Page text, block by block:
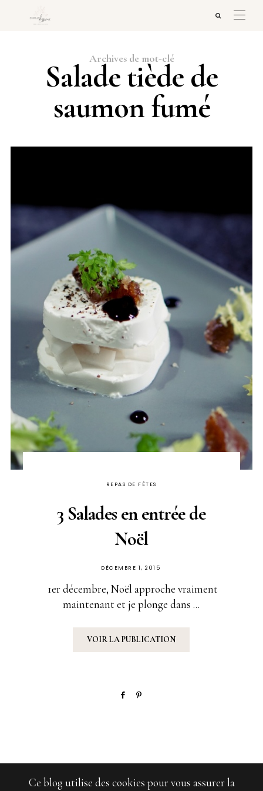
Archives de mot-clé
Salade tiède de
saumon fumé
REPAS DE FÊTES
3 Salades en entrée de
Noël
PUBLIÉ
DÉCEMBRE 1, 2015
1er décembre, Noël approche vraiment
maintenant et je plonge dans ...
VOIR LA PUBLICATION
Ce blog utilise des cookies pour vous assurer la